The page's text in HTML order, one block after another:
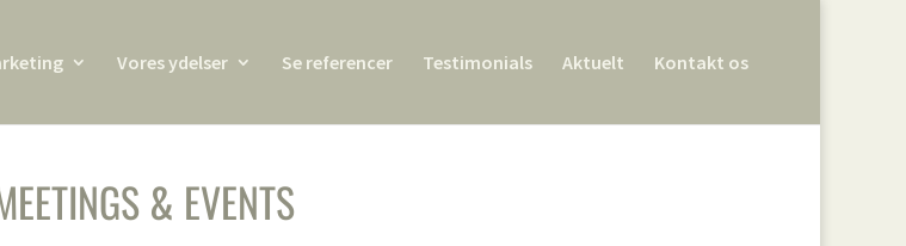
Vores ydelser Se referencer Testimonials Aktuelt Kontakt os
& EVENTS